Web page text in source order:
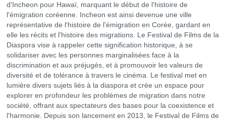
d'Incheon pour Hawaï, marquant le début de l'histoire de
l'émigration coréenne. Incheon est ainsi devenue une ville
représentative de l'histoire de l'émigration en Corée, gardant en
elle les récits et l'histoire des migrations. Le Festival de Films de la
Diaspora vise à rappeler cette signification historique, à se
solidariser avec les personnes marginalisées face à la
discrimination et aux préjugés, et à promouvoir les valeurs de
diversité et de tolérance à travers le cinéma. Le festival met en
lumière divers sujets liés à la diaspora et crée un espace pour
explorer en profondeur les problèmes de migration dans notre
société, offrant aux spectateurs des bases pour la coexistence et
l'harmonie. Depuis son lancement en 2013, le Festival de Films de